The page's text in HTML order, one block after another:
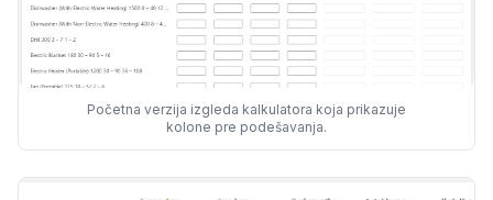
Početna verzija izgleda kalkulatora koja prikazuje
kolone pre podešavanja.